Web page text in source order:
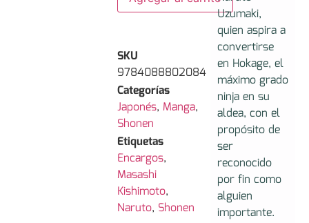
SKU
9784088802084
Categorías
Japonés, Manga,
Shonen
Etiquetas
Encargos,
Masashi
Kishimoto,
Naruto, Shonen
Uzumaki,
quien aspira a
convertirse
en Hokage, el
máximo grado
ninja en su
aldea, con el
propósito de
ser
reconocido
por fin como
alguien
importante.